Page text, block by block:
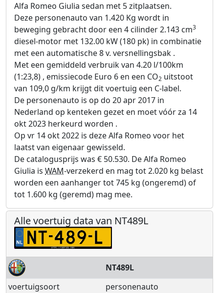
Alfa Romeo Giulia sedan met 5 zitplaatsen.
Deze personenauto van 1.420 Kg wordt in
beweging gebracht door een 4 cilinder 2.143 cm3
diesel-motor met 132.00 kW (180 pk) in combinatie
met een automatische 8 v. versnellingsbak .
Met een gemiddeld verbruik van 4.20 l/100km
(1:23,8) , emissiecode Euro 6 en een CO2 uitstoot
van 109,0 g/km krijgt dit voertuig een C-label.
De personenauto is op do 20 apr 2017 in
Nederland op kenteken gezet en moet vóór za 14
okt 2023 herkeurd worden .
Op vr 14 okt 2022 is deze Alfa Romeo voor het
laatst van eigenaar gewisseld.
De catalogusprijs was € 50.530. De Alfa Romeo
Giulia is WAM-verzekerd en mag tot 2.020 kg belast
worden een aanhanger tot 745 kg (ongeremd) of
tot 1.600 kg (geremd) mag mee.
Alle voertuig data van NT489L
NT489L
voertuigsoort
personenauto